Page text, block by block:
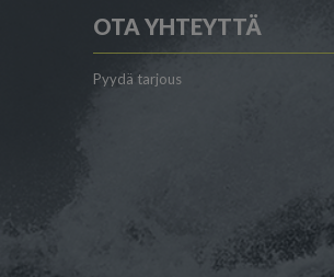
OTA YHTEYTTÄ
Pyydä tarjous